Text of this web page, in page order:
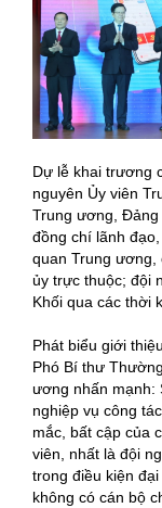
Dự lễ khai trương
nguyên Ủy viên
Trung ương, Đảng
đồng chí lãnh
quan Trung ương,
ủy trực thuộc; đội
Khối qua các thời
Phát biểu giới
Phó Bí thư
ương nhấn mạnh:
nghiệp vụ công
mắc, bất cập của
viên, nhất là đội
trong điều kiện
không có cán bộ